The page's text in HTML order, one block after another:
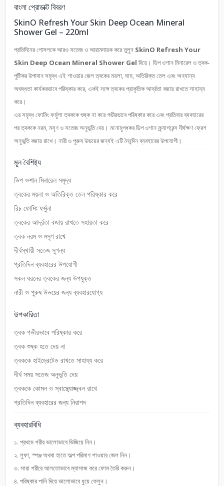
বাংলা প্রোডাক্ট বিবরণ
SkinO Refresh Your Skin Deep Ocean Mineral
Shower Gel – 220ml
প্রতিদিনের গোসলকে আরও সতেজ ও আরামদায়ক করে তুলুন SkinO Refresh Your
Skin Deep Ocean Mineral Shower Gel দিয়ে। ডিপ ওশান মিনারেল ও ত্বক-
পুষ্টিকর উপাদান সমৃদ্ধ এই শাওয়ার জেল ত্বকের ময়লা, ঘাম, অতিরিক্ত তেল এবং অন্যান্য
অশুদ্ধতা কার্যকরভাবে পরিষ্কার করে, একই সঙ্গে ত্বকের প্রাকৃতিক আর্দ্রতা বজায় রাখতে সাহায্য
করে।
এর সমৃদ্ধ ফোমিং ফর্মুলা ত্বককে শুষ্ক না করে গভীরভাবে পরিষ্কার করে এবং প্রতিবার ব্যবহারের
পর ত্বককে নরম, মসৃণ ও সতেজ অনুভূতি দেয়। মনোমুগ্ধকর ডিপ ওশান ফ্র্যাগরেন্স দীর্ঘক্ষণ ফ্রেশ
অনুভূতি বজায় রাখে। নারী ও পুরুষ উভয়ের জন্যই এটি দৈনন্দিন ব্যবহারের উপযোগী।
মূল বৈশিষ্ট্য
ডিপ ওশান মিনারেল সমৃদ্ধ
ত্বকের ময়লা ও অতিরিক্ত তেল পরিষ্কার করে
রিচ ফোমিং ফর্মুলা
ত্বকের আর্দ্রতা বজায় রাখতে সহায়তা করে
ত্বক নরম ও মসৃণ রাখে
দীর্ঘস্থায়ী সতেজ সুগন্ধ
প্রতিদিন ব্যবহারের উপযোগী
সকল ধরনের ত্বকের জন্য উপযুক্ত
নারী ও পুরুষ উভয়ের জন্য ব্যবহারযোগ্য
উপকারিতা
ত্বক গভীরভাবে পরিষ্কার করে
ত্বক শুষ্ক হতে দেয় না
ত্বককে হাইড্রেটেড রাখতে সাহায্য করে
দীর্ঘ সময় সতেজ অনুভূতি দেয়
ত্বককে কোমল ও স্বাস্থ্যোজ্জ্বল রাখে
প্রতিদিন ব্যবহারের জন্য নিরাপদ
ব্যবহারবিধি
১. প্রথমে শরীর ভালোভাবে ভিজিয়ে নিন।
২. লুফা, স্পঞ্জ অথবা হাতে অল্প পরিমাণ শাওয়ার জেল নিন।
৩. সারা শরীরে আলতোভাবে ম্যাসাজ করে ফোম তৈরি করুন।
৪. পরিষ্কার পানি দিয়ে ভালোভাবে ধুয়ে ফেলুন।